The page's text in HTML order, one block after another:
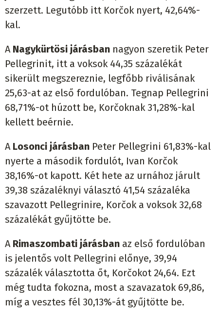
szerzett. Legutóbb itt Korčok nyert, 42,64%-
kal.
ANagykürtösi járásban nagyon szeretik Peter
Pellegrinit, itt a voksok 44,35 százalékát
sikerült megszereznie, legfőbb riválisának
25,63-at az első fordulóban. Tegnap Pellegrini
68,71%-ot húzott be, Korčoknak 31,28%-kal
kellett beérnie.
A Losonci járásban Peter Pellegrini 61,83%-kal
nyerte a második fordulót, Ivan Korčok
38,16%-ot kapott. Két hete az urnához járult
39,38 százaléknyi választó 41,54 százaléka
szavazott Pellegrinire, Korčok a voksok 32,68
százalékát gyűjtötte be.
ARimaszombati járásban az első fordulóban
is jelentős volt Pellegrini előnye, 39,94
százalék választotta őt, Korčokot 24,64. Ezt
még tudta fokozna, most a szavazatok 69,86,
míg a vesztes fél 30,13%-át gyűjtötte be.